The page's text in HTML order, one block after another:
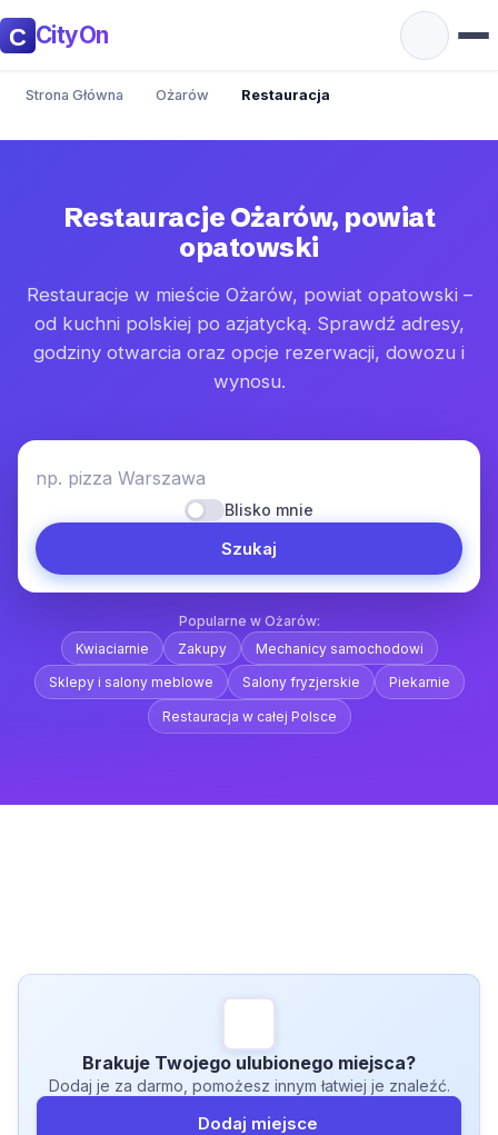
CityOn
Strona Główna Ożarów Restauracja
Restauracje Ożarów, powiat
opatowski
Restauracje w mieście Ożarów, powiat opatowski –
od kuchni polskiej po azjatycką. Sprawdź adresy,
godziny otwarcia oraz opcje rezerwacji, dowozu i
wynosu.
np. pizza Warszawa
Blisko mnie
Szukaj
Popularne w Ożarów:
Kwiaciarnie
Zakupy Mechanicy samochodowi
Sklepy i salony meblowe Salony fryzjerskie Piekarnie
Restauracja w całej Polsce
Brakuje Twojego ulubionego miejsca?
Dodaj je za darmo, pomożesz innym łatwiej je znaleźć.
Dodaj miejsce